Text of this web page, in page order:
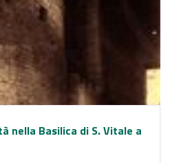
nella Basilica di S. Vitale a